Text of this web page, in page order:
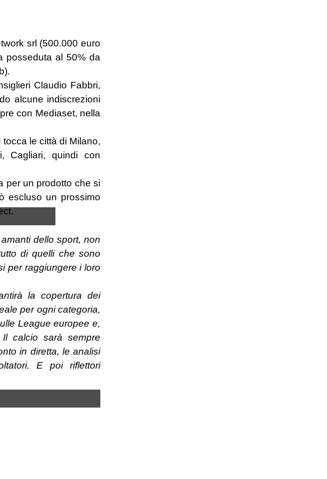
srl (500.000 euro
posseduta al 50% da
Claudio Fabbri,
alcune indiscrezioni
con Mediaset, nella
le città di Milano,
Cagliari, quindi con
per un prodotto che si
escluso un prossimo
dello sport, non
di quelli che sono
per raggiungere i loro
la copertura dei
per ogni categoria,
League europee e,
calcio sarà sempre
in diretta, le analisi
E poi riflettori